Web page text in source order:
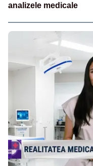
analizele medicale